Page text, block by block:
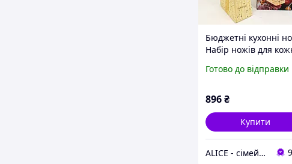
Бюджетні кухонні
Набір ножів для
кулінарних завдань
Готово до відправки
896₴
Купити
ALICE - сімейний Інтернет-магазин, товари для всієї родини